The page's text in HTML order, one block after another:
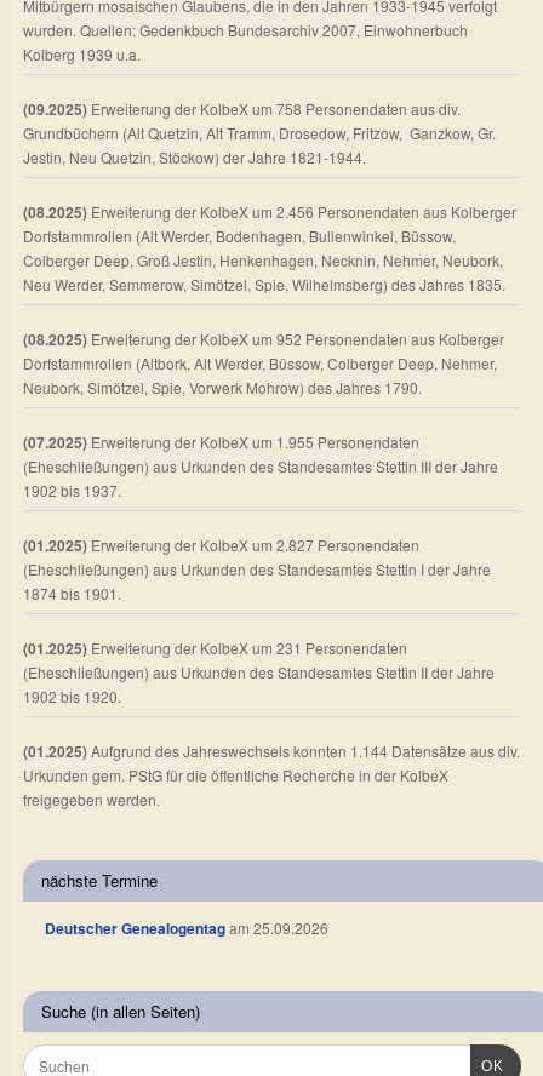
Mitbürgern mosaischen Glaubens, die in den Jahren 1933-1945 verfolgt
wurden. Quellen: Gedenkbuch Bundesarchiv 2007, Einwohnerbuch
Kolberg 1939 u.a.
(09.2025) Erweiterung der KolbeX um 758 Personendaten aus div.
Grundbüchern (Alt Quetzin, Alt Tramm, Drosedow, Fritzow, Ganzkow, Gr.
Jestin, Neu Quetzin, Stöckow) der Jahre 1821-1944.
(08.2025) Erweiterung der KolbeX um 2.456 Personendaten aus Kolberger
Dorfstammrollen (Alt Werder, Bodenhagen, Bullenwinkel, Büssow,
Colberger Deep, Groß Jestin, Henkenhagen, Necknin, Nehmer, Neubork,
Neu Werder, Semmerow, Simötzel, Spie, Wilhelmsberg) des Jahres 1835.
(08.2025) Erweiterung der KolbeX um 952 Personendaten aus Kolberger
Dorfstammrollen (Altbork, Alt Werder, Büssow, Colberger Deep, Nehmer,
Neubork, Simötzel, Spie, Vorwerk Mohrow) des Jahres 1790.
(07.2025) Erweiterung der KolbeX um 1.955 Personendaten
(Eheschließungen) aus Urkunden des Standesamtes Stettin III der Jahre
1902 bis 1937.
(01.2025) Erweiterung der KolbeX um 2.827 Personendaten
(Eheschließungen) aus Urkunden des Standesamtes Stettin I der Jahre
1874 bis 1901.
(01.2025) Erweiterung der KolbeX um 231 Personendaten
(Eheschließungen) aus Urkunden des Standesamtes Stettin II der Jahre
1902 bis 1920.
(01.2025)Aufgrund des Jahreswechsels konnten 1.144 Datensätze aus div.
Urkunden gem. PStG für die öffentliche Recherche in der KolbeX
freigegeben werden.
nächste Termine
Deutscher Genealogentagam 25.09.2026
Suche (in allen Seiten)
OK